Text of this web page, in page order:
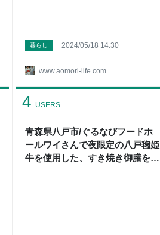
www.aomori-life.com
暮らし 2024/05/18 14:30
青森県八戸市/ぐるなびフードホ
ールワイさんで夜限定の八戸毱姫
牛を使用した、すき焼き御膳を食
4 USERS